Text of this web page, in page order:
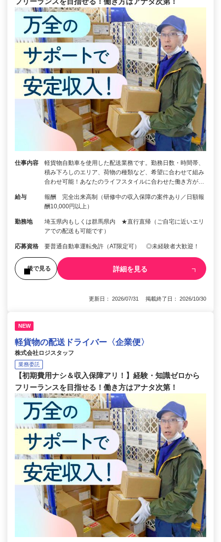
仕事内容
軽貨物自動車を使用した配送業務です。勤務日数・時間帯、
積み下ろしのエリア、荷物の種類など、希望に合わせて組み
合わせ可能！あなたのライフスタイルに合わせた働き方が…
給与
報酬 完全出来高制（研修中の収入保障の案件あり／日額報
酬10,000円以上）
勤務地
埼玉県内もしくは群馬県内 ★直行直帰（ご自宅に近いエリ
アでの配送も可能です）
応募資格 要普通自動車運転免許（AT限定可） ◎未経験者大歓迎！
後で見る 詳細を見る
更新日： 2026/07/31 掲載終了日： 2026/10/30
NEW
軽貨物の配送ドライバー〈企業便〉
株式会社ロジスタッフ
業務委託
【初期費用ナシ＆収入保障アリ！】経験・知識ゼロから
フリーランスを目指せる！働き方はアナタ次第！